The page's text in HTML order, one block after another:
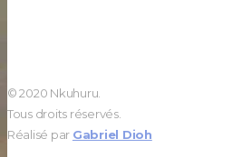
© 2020 Nkuhuru.
Tous droits réservés.
Réalisé par Gabriel Dioh